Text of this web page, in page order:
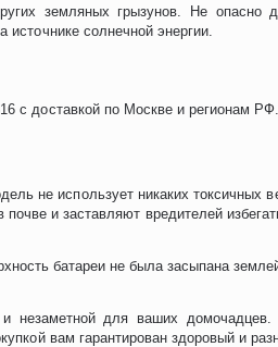
земляных грызунов. Не
источнике солнечной энергии.
с доставкой по Москве и регионам
не использует никаких
и заставляют вредителей
батареи не была засыпана
незаметной для ваших
вам гарантирован здоровый и